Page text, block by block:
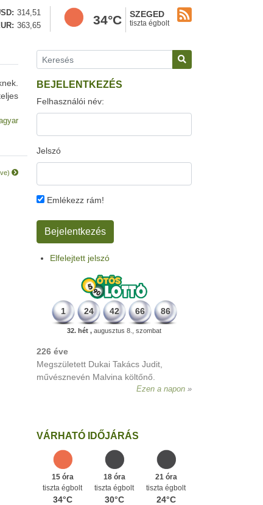
314,51
363,65 34°C SZEGED
tiszta égbolt
BEJELENTKEZÉS
Felhasználói név:
Jelszó
Emlékezz rám!
Elfelejtett jelszó
1 24 42 66 86
32. hét , augusztus 8., szombat
226 éve
Megszületett Dukai Takács Judit,
művésznevén Malvina költőnő.
Ezen a napon
VÁRHATÓ IDŐJÁRÁS
15 óra
tiszta égbolt
34°C
18 óra
tiszta égbolt
30°C
21 óra
tiszta égbolt
24°C